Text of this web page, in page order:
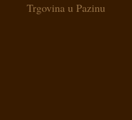
Trgovina u Pazinu